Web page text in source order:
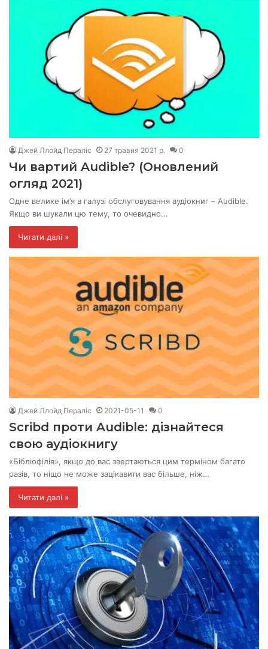
Джей Ллойд Пераліс 27 травня 2021 р. 0
Чи вартий Audible? (Оновлений
огляд 2021)
Одне велике ім’я в галузі обслуговування аудіокниг – Audible.
Якщо ви шукали цю тему, то очевидно...
Читати далі »
Джей Ллойд Пераліс 2021-05-11 0
Scribd проти Audible: дізнайтеся
свою аудіокнигу
«Бібліофілія», якщо до вас звертаються цим терміном багато
разів, то ніщо не може зацікавити вас більше, ніж…
Читати далі »